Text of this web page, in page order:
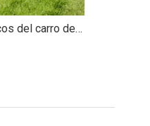
Carros de golf eléctricos del carro de golf de la persona del ODM del OEM 6 - EG2048KSZ